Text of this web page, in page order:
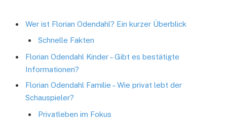
Wer ist Florian Odendahl? Ein kurzer Überblick
Schnelle Fakten
Florian Odendahl Kinder – Gibt es bestätigte
Informationen?
Florian Odendahl Familie – Wie privat lebt der
Schauspieler?
Privatleben im Fokus